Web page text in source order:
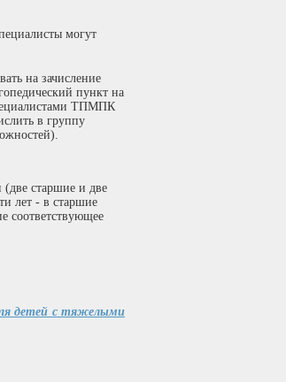
могут
на зачисление
пункт на
ТПМПК
в группу
старшие и две
лет - в старшие
соответствующее
детей с тяжелыми